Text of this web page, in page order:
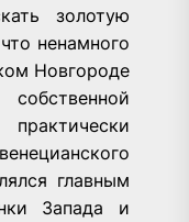
золотую
ненамного
Новгороде
главным
Запада и